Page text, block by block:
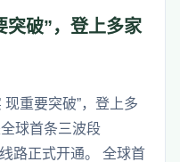
突破”，登上多家
重要突破”，登上多
球首条三波段
路正式开通。 全球首